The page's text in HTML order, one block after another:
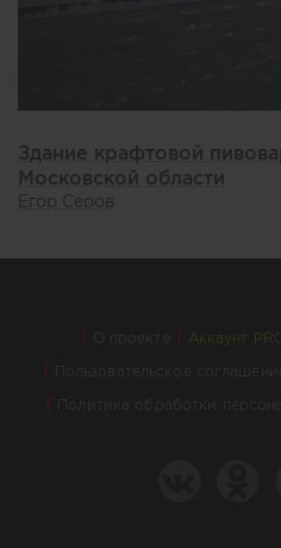
Здание крафтовой
Московской области
Егор Серов
О проекте Аккаунт
Пользовательское соглашение
Политика обработки